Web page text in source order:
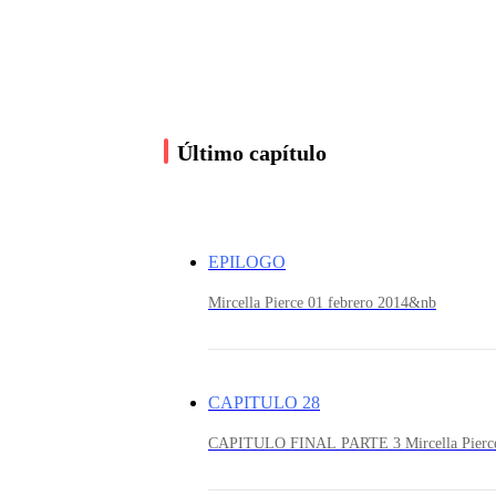
recordaba haber hecho algo fuera de lo
de recordar, ¿Se encontraba en un sueño?
¿Es una señal que le indicaba seguir? Muchas
¿Qué es lo que realmente está sucediendo?
Último capítulo
EPILOGO
Mircella Pierce 01 febrero 2014&nb
CAPITULO 28
CAPITULO FINAL PARTE 3 Mircella